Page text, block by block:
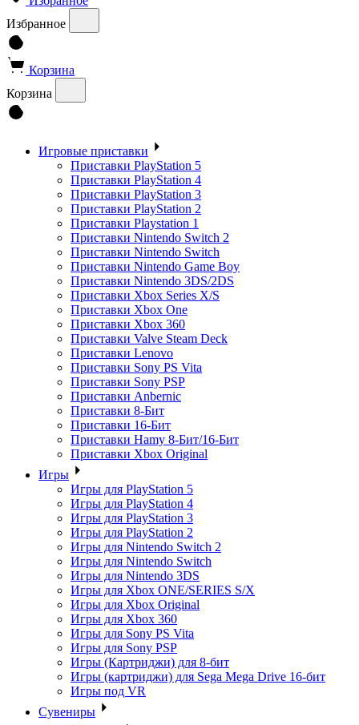
Избранное
Корзина
Корзина
Игровые приставки
Приставки PlayStation 5
Приставки PlayStation 4
Приставки PlayStation 3
Приставки PlayStation 2
Приставки Playstation 1
Приставки Nintendo Switch 2
Приставки Nintendo Switch
Приставки Nintendo Game Boy
Приставки Nintendo 3DS/2DS
Приставки Xbox Series X/S
Приставки Xbox One
Приставки Xbox 360
Приставки Valve Steam Deck
Приставки Lenovo
Приставки Sony PS Vita
Приставки Sony PSP
Приставки Anbernic
Приставки 8-Бит
Приставки 16-Бит
Приставки Hamy 8-Бит/16-Бит
Приставки Xbox Original
Игры
Игры для PlayStation 5
Игры для PlayStation 4
Игры для PlayStation 3
Игры для PlayStation 2
Игры для Nintendo Switch 2
Игры для Nintendo Switch
Игры для Nintendo 3DS
Игры для Xbox ONE/SERIES S/X
Игры для Xbox Original
Игры для Xbox 360
Игры для Sony PS Vita
Игры для Sony PSP
Игры (Картриджи) для 8-бит
Игры (картриджи) для Sega Mega Drive 16-бит
Игры под VR
Сувениры